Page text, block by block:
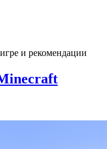
и рекомендации